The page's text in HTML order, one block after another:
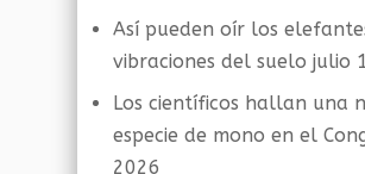
Así pueden oír los
vibraciones del suelo julio
Los científicos hallan una
especie de mono en el
2026